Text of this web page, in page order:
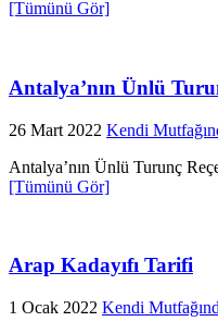
[Tümünü Gör]
Antalya’nın Ünlü
26 Mart 2022 Kendi
Antalya’nın Ünlü Turunç
[Tümünü Gör]
Arap Kadayıfı Tarifi
1 Ocak 2022 Kendi